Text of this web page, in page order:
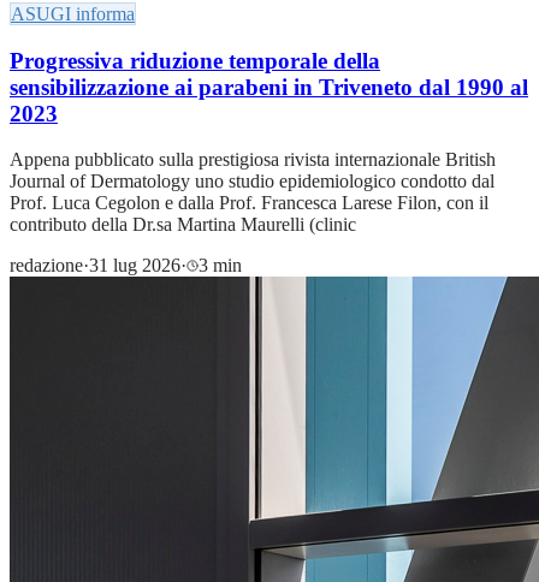
ASUGI informa
Progressiva riduzione temporale della
sensibilizzazione ai parabeni in Triveneto dal 1990 al
2023
Appena pubblicato sulla prestigiosa rivista internazionale British
Journal of Dermatology uno studio epidemiologico condotto dal
Prof. Luca Cegolon e dalla Prof. Francesca Larese Filon, con il
contributo della Dr.sa Martina Maurelli (clinic
redazione·31 lug 2026· 3 min